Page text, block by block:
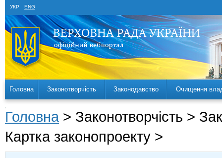
УКР ENG
Головна Законотворчість Законодавство Очищення
Головна > Законотворчість >
Картка законопроекту >